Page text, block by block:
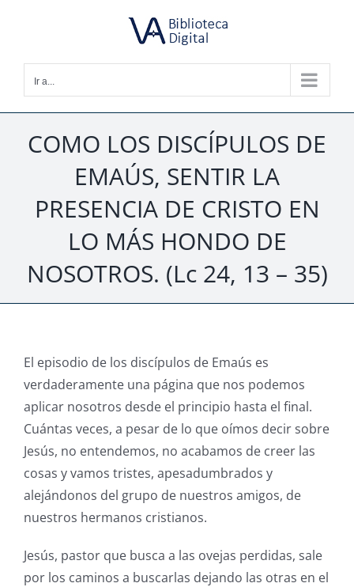
Ir a...
COMO LOS DISCÍPULOS DE
EMAÚS, SENTIR LA
PRESENCIA DE CRISTO EN
LO MÁS HONDO DE
NOSOTROS. (Lc 24, 13 – 35)
El episodio de los discípulos de Emaús es
verdaderamente una página que nos podemos
aplicar nosotros desde el principio hasta el final.
Cuántas veces, a pesar de lo que oímos decir sobre
Jesús, no entendemos, no acabamos de creer las
cosas y vamos tristes, apesadumbrados y
alejándonos del grupo de nuestros amigos, de
nuestros hermanos cristianos.
Jesús, pastor que busca a las ovejas perdidas, sale
por los caminos a buscarlas dejando las otras en el